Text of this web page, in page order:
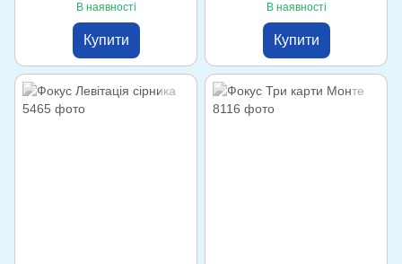
В наявності
Купити
В наявності
Купити